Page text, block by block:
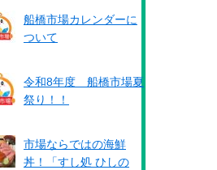
船橋市場カレンダーに
ついて
令和8年度 船橋市場夏
祭り！！
市場ならではの海鮮
丼！「すし処 ひしの